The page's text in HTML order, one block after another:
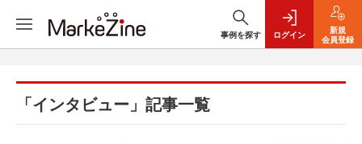
事例を探す ログイン
新規
会員登録
「インタビュー」記事一覧